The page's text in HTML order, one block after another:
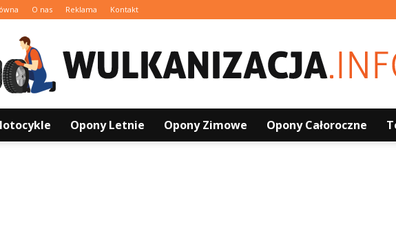
O nas Reklama Kontakt
Opony Letnie Opony Zimowe Opony Całoroczne